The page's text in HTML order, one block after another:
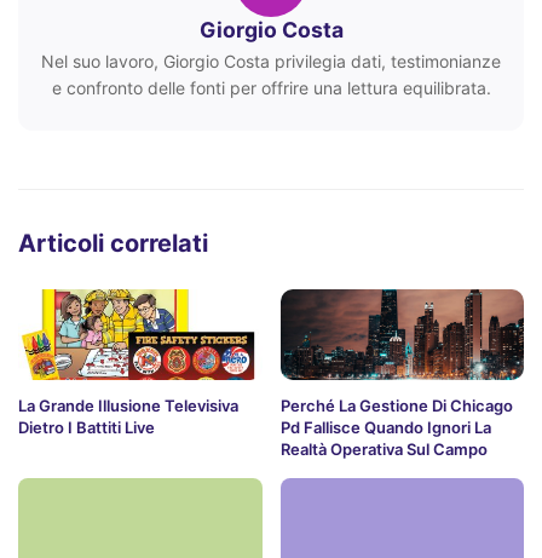
Giorgio Costa
Nel suo lavoro, Giorgio Costa privilegia dati, testimonianze
e confronto delle fonti per offrire una lettura equilibrata.
Articoli correlati
La Grande Illusione Televisiva
Dietro I Battiti Live
Perché La Gestione Di Chicago
Pd Fallisce Quando Ignori La
Realtà Operativa Sul Campo